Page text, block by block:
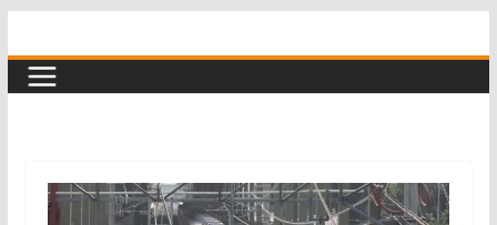
to
content